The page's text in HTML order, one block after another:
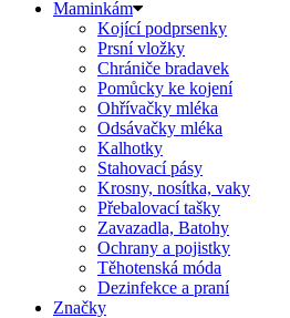
Maminkám
Kojící podprsenky
Prsní vložky
Chrániče bradavek
Pomůcky ke kojení
Ohřívačky mléka
Odsávačky mléka
Kalhotky
Stahovací pásy
Krosny, nosítka, vaky
Přebalovací tašky
Zavazadla, Batohy
Ochrany a pojistky
Těhotenská móda
Dezinfekce a praní
Značky